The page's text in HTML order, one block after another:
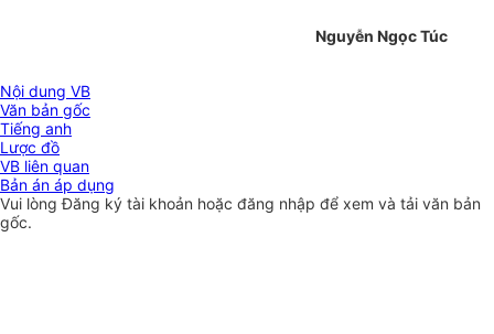
Nguyễn Ngọc Túc
Nội dung VB
Văn bản gốc
Tiếng anh
Lược đồ
VB liên quan
Bản án áp dụng
Vui lòngĐăng ký tài khoản hoặc đăng nhập để xem và tải văn bản
gốc.